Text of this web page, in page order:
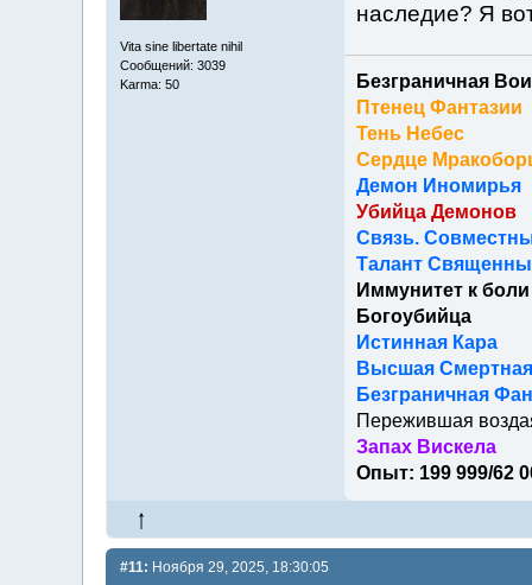
Vita sine libertate nihil
Сообщений: 3039
Karma: 50
наследие? Я
Безграничная
Птенец Фантазии
Тень Небес
Сердце
Демон Иномирья
Убийца Демонов
Связь.
Талант
Иммунитет к боли
Богоубийца
Истинная Кара
Высшая Смертная
Безграничная
Пережившая
Запах Вискела
Опыт: 199 999/62
#11: Ноября 29, 2025, 18:30:05